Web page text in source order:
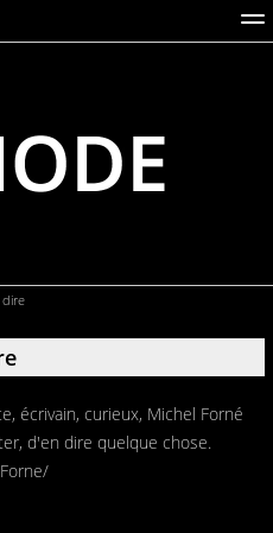
BROADCASTS
dire
écrivain, curieux, Michel Forné
d'en dire quelque chose.